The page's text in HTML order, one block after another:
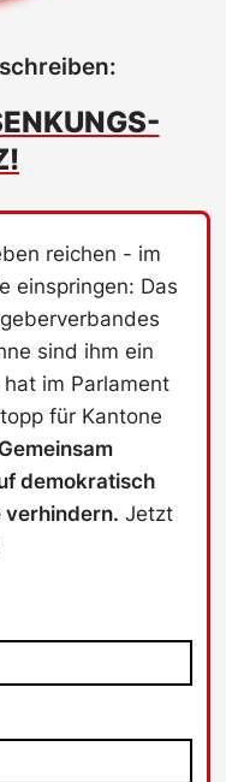
reichen - im
einspringen: Das
sind ihm ein
im Parlament
für Kantone
Gemeinsam
demokratisch
verhindern. Jetzt